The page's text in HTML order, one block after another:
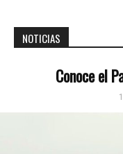
NOTICIAS
Conoce el